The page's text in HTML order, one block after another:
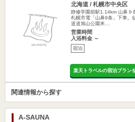
北海道 / 札幌市中央区
静修学園前駅1.14km 山鼻９
札幌市電「山鼻9条」下車。
道道旭山公園米…
営業時間
入浴料金 ～
宿泊
楽天トラベルの宿泊プラン
関連情報から探す
A-SAUNA